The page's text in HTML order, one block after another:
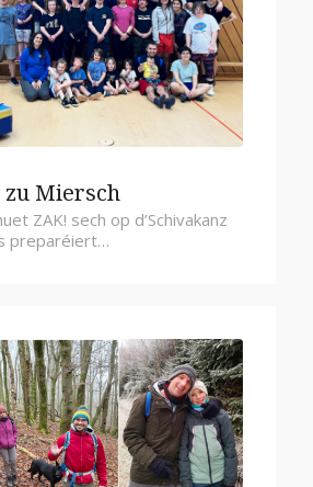
zu Miersch
ZAK! sech op d’Schivakanz
preparéiert…